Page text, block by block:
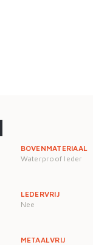
BOVENMATERIAAL
Waterproof leder
LEDERVRIJ
Nee
METAALVRIJ